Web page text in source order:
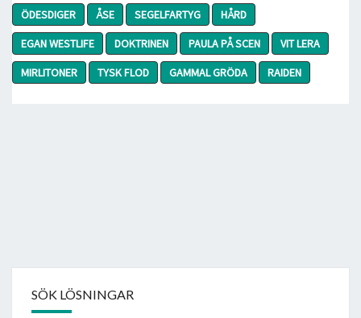
ÖDESDIGER
ÅSE SEGELFARTYG
HÅRD
EGAN WESTLIFE
DOKTRINEN PAULA PÅ SCEN
VIT LERA
MIRLITONER
TYSK FLOD GAMMAL GRÖDA RAIDEN
SÖK LÖSNINGAR